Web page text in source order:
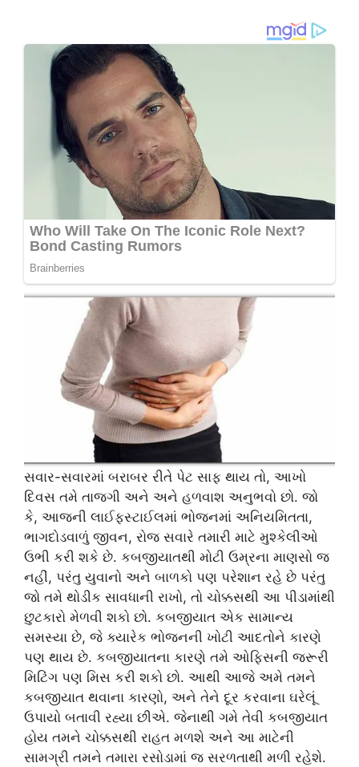
સવાર-સવારમાં બરાબર રીતે પેટ સાફ થાય તો, આખો
દિવસ તમે તાજગી અને અને હળવાશ અનુભવો છો. જો
કે, આજની લાઈફસ્ટાઈલમાં ભોજનમાં અનિયમિતતા,
ભાગદોડવાળું જીવન, રોજ સવારે તમારી માટે મુશ્કેલીઓ
ઉભી કરી શકે છે. કબજીયાતથી મોટી ઉમ્રના માણસો જ
નહીં, પરંતુ યુવાનો અને બાળકો પણ પરેશાન રહે છે પરંતુ
જો તમે થોડીક સાવધાની રાખો, તો ચોક્કસથી આ પીડામાંથી
છુટકારો મેળવી શકો છો. કબજીયાત એક સામાન્ય
સમસ્યા છે, જે ક્યારેક ભોજનની ખોટી આદતોને કારણે
પણ થાય છે. કબજીયાતના કારણે તમે ઓફિસની જરૂરી
મિટિંગ પણ મિસ કરી શકો છો. આથી આજે અમે તમને
કબજીયાત થવાના કારણો, અને તેને દૂર કરવાના ઘરેલૂં
ઉપાયો બતાવી રહ્યા છીએ. જેનાથી ગમે તેવી કબજીયાત
હોય તમને ચોક્કસથી રાહત મળશે અને આ માટેની
સામગ્રી તમને તમારા રસોડામાં જ સરળતાથી મળી રહેશે.